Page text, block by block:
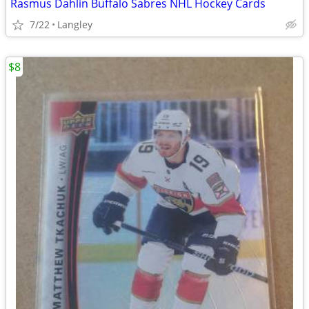
Rasmus Dahlin Buffalo Sabres NHL Hockey Cards
7/22 Langley
$8